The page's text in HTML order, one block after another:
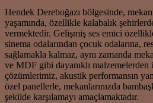
Hendek Dereboğazı bölgesinde,
yaşamında, özellikle kalabalık
vermektedir. Gelişmiş ses emici
sinema odalarından çocuk odalarına,
sağlamakla kalmaz, aynı zamanda
ve MDF gibi dayanıklı
çözümlerimiz, akustik performansın
özel panellerle, mekanlarınızda
şekilde karşılamayı amaçlamaktadır.